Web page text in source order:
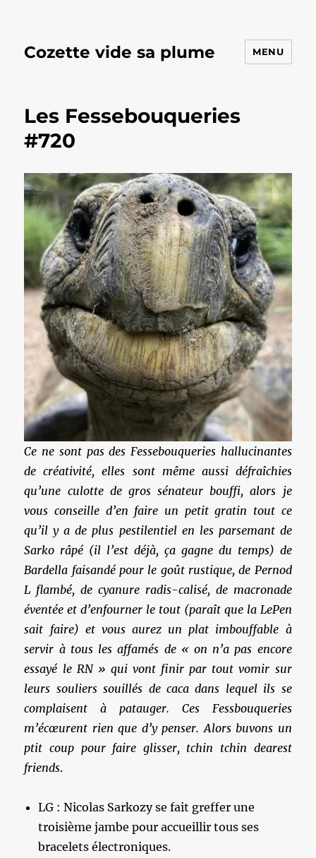
Cozette vide sa plume MENU
Les Fessebouqueries
#720
Ce ne sont pas des Fessebouqueries hallucinantes
de créativité, elles sont même aussi défraîchies
qu’une culotte de gros sénateur bouffi, alors je
vous conseille d’en faire un petit gratin tout ce
qu’il y a de plus pestilentiel en les parsemant de
Sarko râpé (il l’est déjà, ça gagne du temps) de
Bardella faisandé pour le goût rustique, de Pernod
L flambé, de cyanure radis-calisé, de macronade
éventée et d’enfourner le tout (paraît que la LePen
sait faire) et vous aurez un plat imbouffable à
servir à tous les affamés de « on n’a pas encore
essayé le RN » qui vont finir par tout vomir sur
leurs souliers souillés de caca dans lequel ils se
complaisent à patauger. Ces Fessbouqueries
m’écœurent rien que d’y penser. Alors buvons un
ptit coup pour faire glisser, tchin tchin dearest
friends.
LG : Nicolas Sarkozy se fait greffer une
troisième jambe pour accueillir tous ses
bracelets électroniques.